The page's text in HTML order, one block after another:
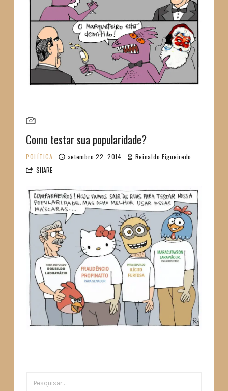
Como testar sua popularidade?
POLÍTICA setembro 22, 2014
Reinaldo Figueiredo
SHARE
POR: